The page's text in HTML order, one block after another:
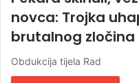
novca: Trojka
brutalnog zločina
Obdukcija tijela Rad